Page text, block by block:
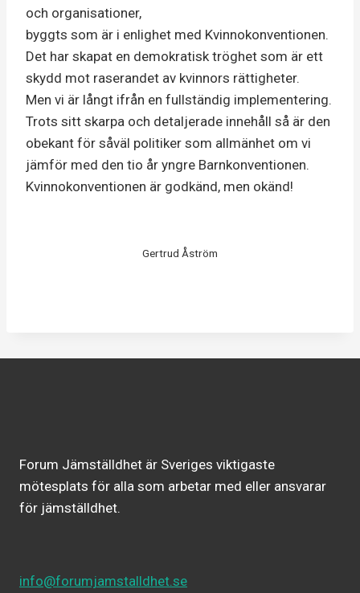
och organisationer,
byggts som är i enlighet med Kvinnokonventionen.
Det har skapat en demokratisk tröghet som är ett
skydd mot raserandet av kvinnors rättigheter.
Men vi är långt ifrån en fullständig implementering.
Trots sitt skarpa och detaljerade innehåll så är den
obekant för såväl politiker som allmänhet om vi
jämför med den tio år yngre Barnkonventionen.
Kvinnokonventionen är godkänd, men okänd!
Gertrud Åström
Forum Jämställdhet är Sveriges viktigaste
mötesplats för alla som arbetar med eller ansvarar
för jämställdhet.
info@forumjamstalldhet.se